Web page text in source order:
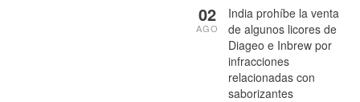
India prohíbe la venta
de algunos licores de
Diageo e Inbrew por
infracciones
relacionadas con
saborizantes
02
AGO